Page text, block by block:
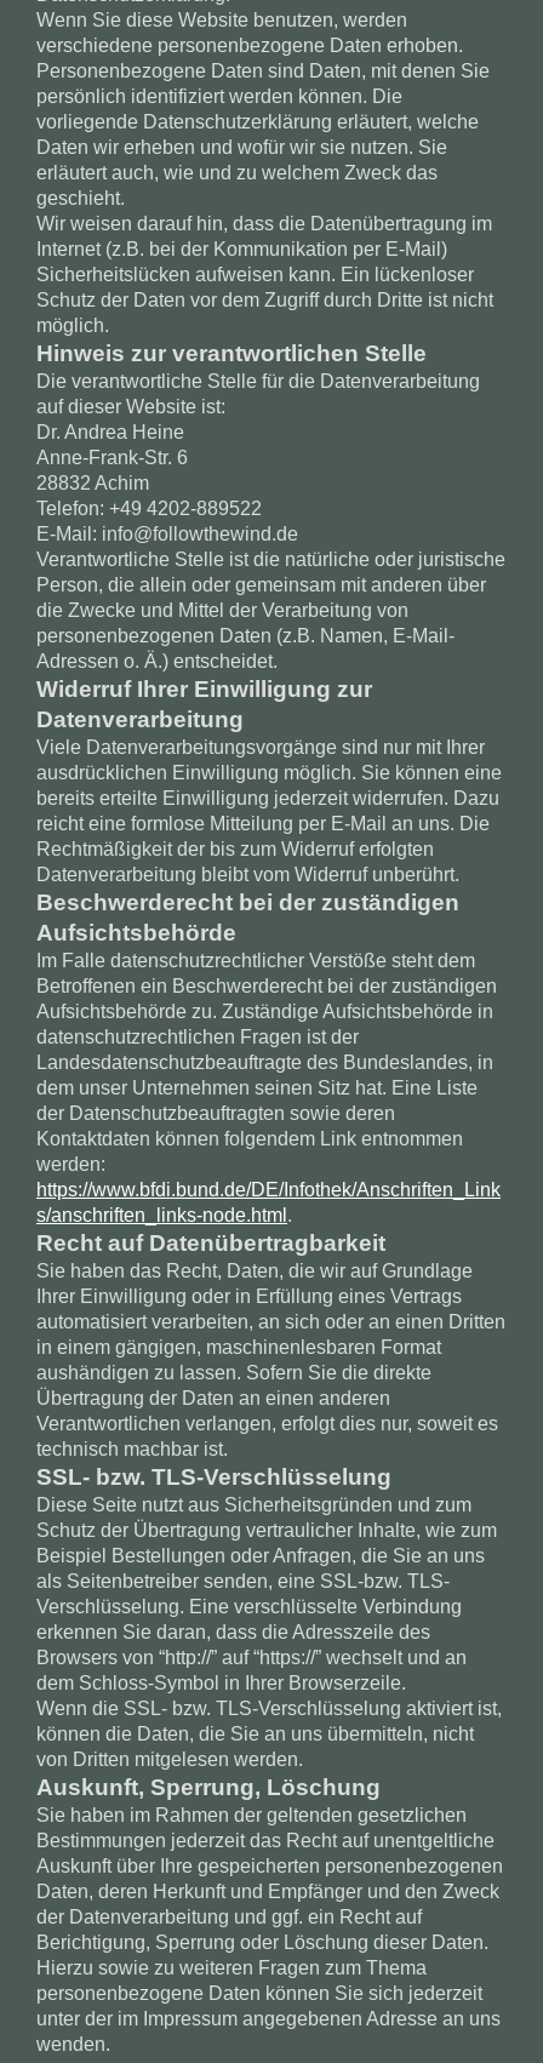
Wenn Sie diese Website benutzen, werden
verschiedene personenbezogene Daten erhoben.
Personenbezogene Daten sind Daten, mit denen Sie
persönlich identifiziert werden können. Die
vorliegende Datenschutzerklärung erläutert, welche
Daten wir erheben und wofür wir sie nutzen. Sie
erläutert auch, wie und zu welchem Zweck das
geschieht.
Wir weisen darauf hin, dass die Datenübertragung im
Internet (z.B. bei der Kommunikation per E-Mail)
Sicherheitslücken aufweisen kann. Ein lückenloser
Schutz der Daten vor dem Zugriff durch Dritte ist nicht
möglich.
Hinweis zur verantwortlichen Stelle
Die verantwortliche Stelle für die Datenverarbeitung
auf dieser Website ist:
Dr. Andrea Heine
Anne-Frank-Str. 6
28832 Achim
Telefon: +49 4202-889522
E-Mail: info@followthewind.de
Verantwortliche Stelle ist die natürliche oder juristische
Person, die allein oder gemeinsam mit anderen über
die Zwecke und Mittel der Verarbeitung von
personenbezogenen Daten (z.B. Namen, E-Mail-
Adressen o. Ä.) entscheidet.
Widerruf Ihrer Einwilligung zur
Datenverarbeitung
Viele Datenverarbeitungsvorgänge sind nur mit Ihrer
ausdrücklichen Einwilligung möglich. Sie können eine
bereits erteilte Einwilligung jederzeit widerrufen. Dazu
reicht eine formlose Mitteilung per E-Mail an uns. Die
Rechtmäßigkeit der bis zum Widerruf erfolgten
Datenverarbeitung bleibt vom Widerruf unberührt.
Beschwerderecht bei der zuständigen
Aufsichtsbehörde
Im Falle datenschutzrechtlicher Verstöße steht dem
Betroffenen ein Beschwerderecht bei der zuständigen
Aufsichtsbehörde zu. Zuständige Aufsichtsbehörde in
datenschutzrechtlichen Fragen ist der
Landesdatenschutzbeauftragte des Bundeslandes, in
dem unser Unternehmen seinen Sitz hat. Eine Liste
der Datenschutzbeauftragten sowie deren
Kontaktdaten können folgendem Link entnommen
werden:
https://www.bfdi.bund.de/DE/Infothek/Anschriften_Link
s/anschriften_links-node.html .
Recht auf Datenübertragbarkeit
Sie haben das Recht, Daten, die wir auf Grundlage
Ihrer Einwilligung oder in Erfüllung eines Vertrags
automatisiert verarbeiten, an sich oder an einen Dritten
in einem gängigen, maschinenlesbaren Format
aushändigen zu lassen. Sofern Sie die direkte
Übertragung der Daten an einen anderen
Verantwortlichen verlangen, erfolgt dies nur, soweit es
technisch machbar ist.
SSL- bzw. TLS-Verschlüsselung
Diese Seite nutzt aus Sicherheitsgründen und zum
Schutz der Übertragung vertraulicher Inhalte, wie zum
Beispiel Bestellungen oder Anfragen, die Sie an uns
als Seitenbetreiber senden, eine SSL-bzw. TLS-
Verschlüsselung. Eine verschlüsselte Verbindung
erkennen Sie daran, dass die Adresszeile des
Browsers von “http://” auf “https://” wechselt und an
dem Schloss-Symbol in Ihrer Browserzeile.
Wenn die SSL- bzw. TLS-Verschlüsselung aktiviert ist,
können die Daten, die Sie an uns übermitteln, nicht
von Dritten mitgelesen werden.
Auskunft, Sperrung, Löschung
Sie haben im Rahmen der geltenden gesetzlichen
Bestimmungen jederzeit das Recht auf unentgeltliche
Auskunft über Ihre gespeicherten personenbezogenen
Daten, deren Herkunft und Empfänger und den Zweck
der Datenverarbeitung und ggf. ein Recht auf
Berichtigung, Sperrung oder Löschung dieser Daten.
Hierzu sowie zu weiteren Fragen zum Thema
personenbezogene Daten können Sie sich jederzeit
unter der im Impressum angegebenen Adresse an uns
wenden.